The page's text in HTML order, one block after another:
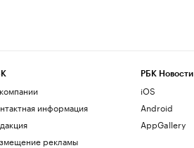
информация
рекламы
РБК Новости
iOS
Android
AppGallery